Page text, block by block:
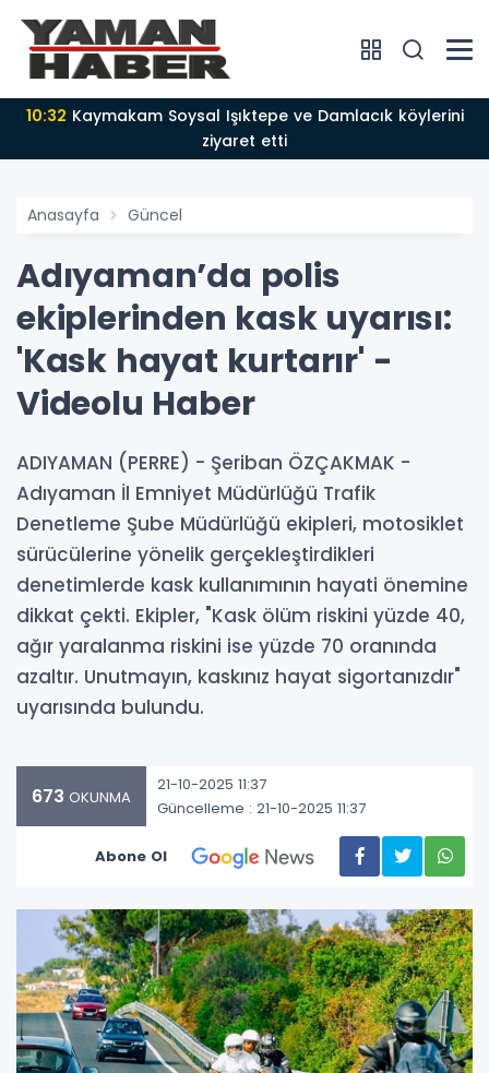
10:32
ziyaret etti
Anasayfa Güncel
Adıyaman’da polis
ekiplerinden kask uyarısı:
'Kask hayat kurtarır' -
Videolu Haber
ADIYAMAN (PERRE) - Şeriban ÖZÇAKMAK -
Adıyaman İl Emniyet Müdürlüğü Trafik
Denetleme Şube Müdürlüğü ekipleri, motosiklet
sürücülerine yönelik gerçekleştirdikleri
denetimlerde kask kullanımının hayati önemine
dikkat çekti. Ekipler, "Kask ölüm riskini yüzde 40,
ağır yaralanma riskini ise yüzde 70 oranında
azaltır. Unutmayın, kaskınız hayat sigortanızdır"
uyarısında bulundu.
673 OKUNMA
21-10-2025 11:37
Güncelleme : 21-10-2025 11:37
Abone Ol